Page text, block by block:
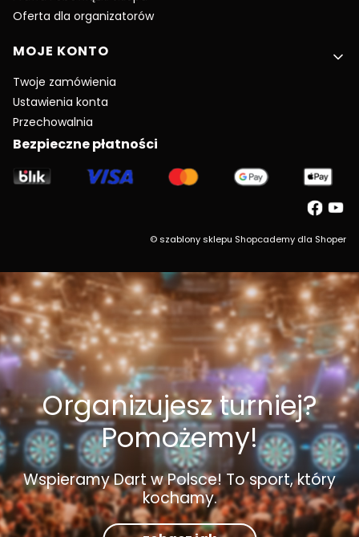
Oferta dla organizatorów
MOJE KONTO
Twoje zamówienia
Ustawienia konta
Przechowalnia
Bezpieczne płatności
©szablony sklepu Shopcademy dla Shoper
Organizujesz turniej?
Pomożemy!
Wspieramy Dart w Polsce! To sport, który
kochamy.